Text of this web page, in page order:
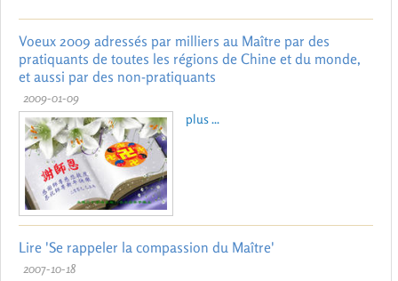
Voeux 2009 adressés par milliers au Maître par des
pratiquants de toutes les régions de Chine et du monde,
et aussi par des non-pratiquants
2009-01-09
plus ...
Lire 'Se rappeler la compassion du Maître'
2007-10-18